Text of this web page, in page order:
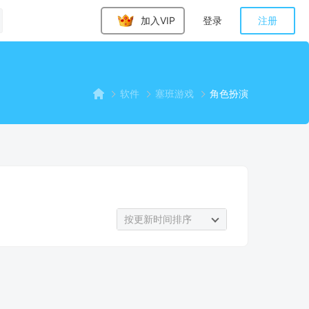
加入VIP 登录 注册
软件 塞班游戏 角色扮演
按更新时间排序